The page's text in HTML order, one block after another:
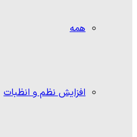
همه
افزایش نظم و انظبات